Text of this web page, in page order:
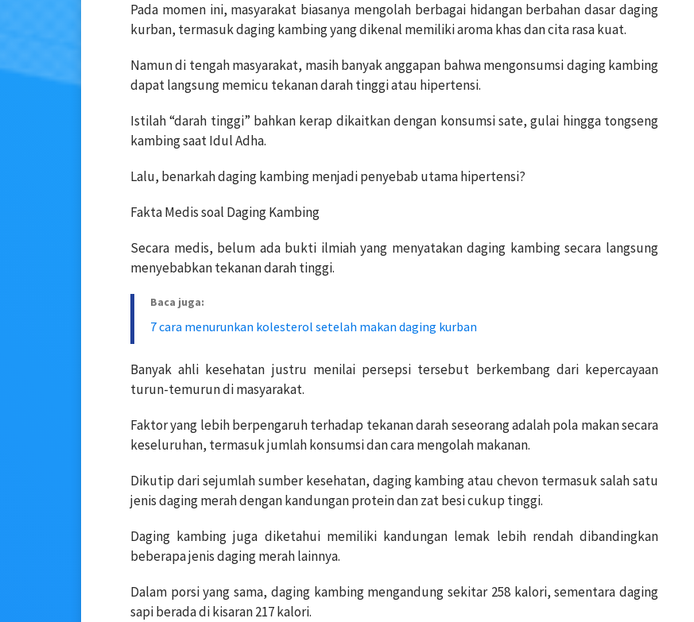
Pada momen ini, masyarakat biasanya mengolah berbagai hidangan berbahan dasar daging
kurban, termasuk daging kambing yang dikenal memiliki aroma khas dan cita rasa kuat.
Namun di tengah masyarakat, masih banyak anggapan bahwa mengonsumsi daging kambing
dapat langsung memicu tekanan darah tinggi atau hipertensi.
Istilah “darah tinggi” bahkan kerap dikaitkan dengan konsumsi sate, gulai hingga tongseng
kambing saat Idul Adha.
Lalu, benarkah daging kambing menjadi penyebab utama hipertensi?
Fakta Medis soal Daging Kambing
Secara medis, belum ada bukti ilmiah yang menyatakan daging kambing secara langsung
menyebabkan tekanan darah tinggi.
Baca juga:
7 cara menurunkan kolesterol setelah makan daging kurban
Banyak ahli kesehatan justru menilai persepsi tersebut berkembang dari kepercayaan
turun-temurun di masyarakat.
Faktor yang lebih berpengaruh terhadap tekanan darah seseorang adalah pola makan secara
keseluruhan, termasuk jumlah konsumsi dan cara mengolah makanan.
Dikutip dari sejumlah sumber kesehatan, daging kambing atau chevon termasuk salah satu
jenis daging merah dengan kandungan protein dan zat besi cukup tinggi.
Daging kambing juga diketahui memiliki kandungan lemak lebih rendah dibandingkan
beberapa jenis daging merah lainnya.
Dalam porsi yang sama, daging kambing mengandung sekitar 258 kalori, sementara daging
sapi berada di kisaran 217 kalori.